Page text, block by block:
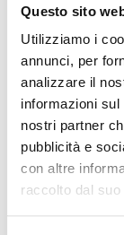
Questo sito
Utilizziamo i
annunci, per
analizzare il
informazioni
nostri partner
pubblicità e
con altre
raccolto dal
Numero di
Numero letti: